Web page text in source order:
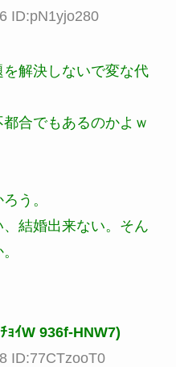
ID:pN1yjo280
解決しないで変な代
合でもあるのかよｗ
う。
結婚出来ない。そん
ｮｲW 936f-HNW7)
ID:77CTzooT0